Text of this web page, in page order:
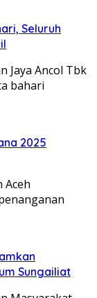
Seluruh
Jaya Ancol Tbk
bahari
2025
Aceh
Sungailiat